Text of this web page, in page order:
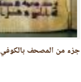
جزء من المصحف بالكوفي